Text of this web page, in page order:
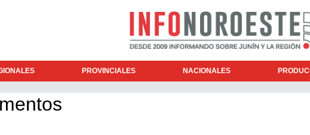
PROVINCIALES NACIONALES